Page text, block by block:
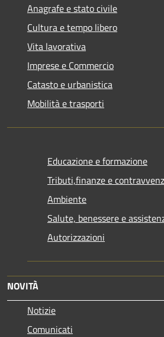
Anagrafe e stato civile
Cultura e tempo libero
Vita lavorativa
Imprese e Commercio
Catasto e urbanistica
Mobilità e trasporti
Educazione e formazione
Tributi,finanze e
Ambiente
Salute, benessere e
Autorizzazioni
NOVITÀ
Notizie
Comunicati